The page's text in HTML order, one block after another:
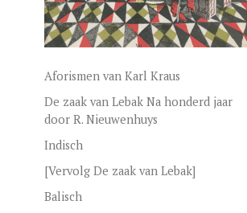
Aforismen van Karl Kraus
De zaak van Lebak Na honderd jaar
door R. Nieuwenhuys
Indisch
[Vervolg De zaak van Lebak]
Balisch